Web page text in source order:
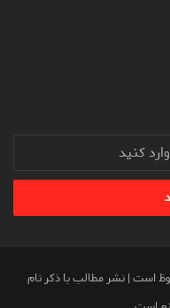
است | نشر مطالب با ذکر نام